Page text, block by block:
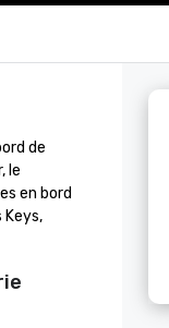
de
le
en bord